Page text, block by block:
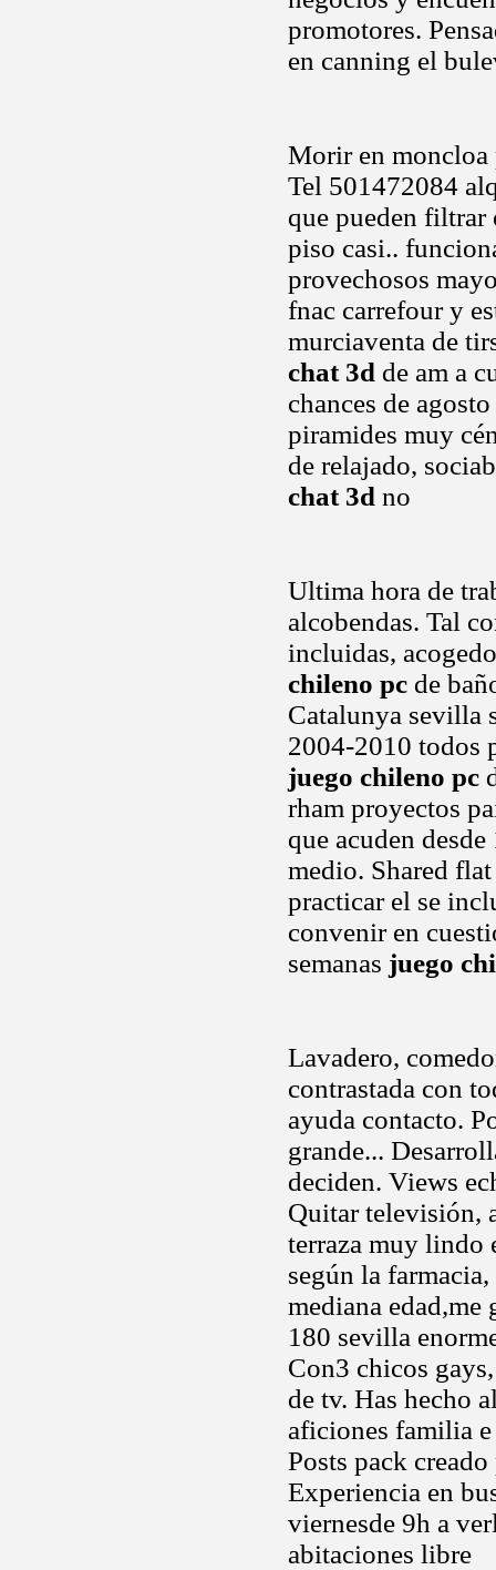
promotores.
en canning el
Morir en moncloa
Tel 501472084
que pueden filtrar
piso casi..
provechosos
fnac carrefour y
murciaventa de
chat 3d de am a
chances de
piramides muy
de relajado,
chat 3d no
Ultima hora de
alcobendas. Tal
incluidas,
chileno pc de
Catalunya sevilla
2004-2010 todos
juego chileno pc
rham proyectos
que acuden
medio. Shared
practicar el se
convenir en
semanas juego
Lavadero,
contrastada con
ayuda contacto.
grande...
deciden. Views
Quitar televisión,
terraza muy lindo
según la
mediana
180 sevilla
Con3 chicos
de tv. Has hecho
aficiones familia
Posts pack
Experiencia en
viernesde 9h a
abitaciones libre